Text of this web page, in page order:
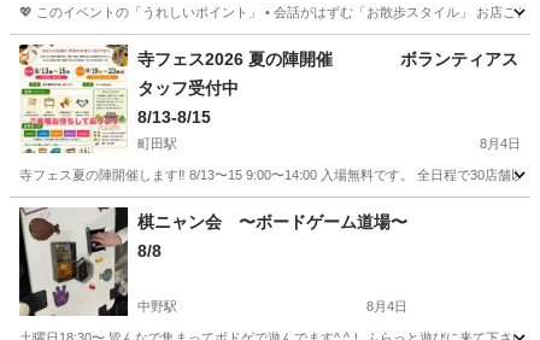
💖 このイベントの「うれしいポイント」 • 会話がはずむ「お散歩スタイル」 お店ご
東京 福生市 地域/お祭り アメリカン雑貨
寺フェス2026 夏の陣開催 ボランティアス
タッフ受付中
8/13-8/15
町田駅 8月4日
寺フェス夏の陣開催します‼️ 8/13〜15 9:00〜14:00 入場無料です。 全日程で30店舗
東京 町田市 地域/お祭り ボランティアスタッフ
棋ニャン会 〜ボードゲーム道場〜
8/8
中野駅 8月4日